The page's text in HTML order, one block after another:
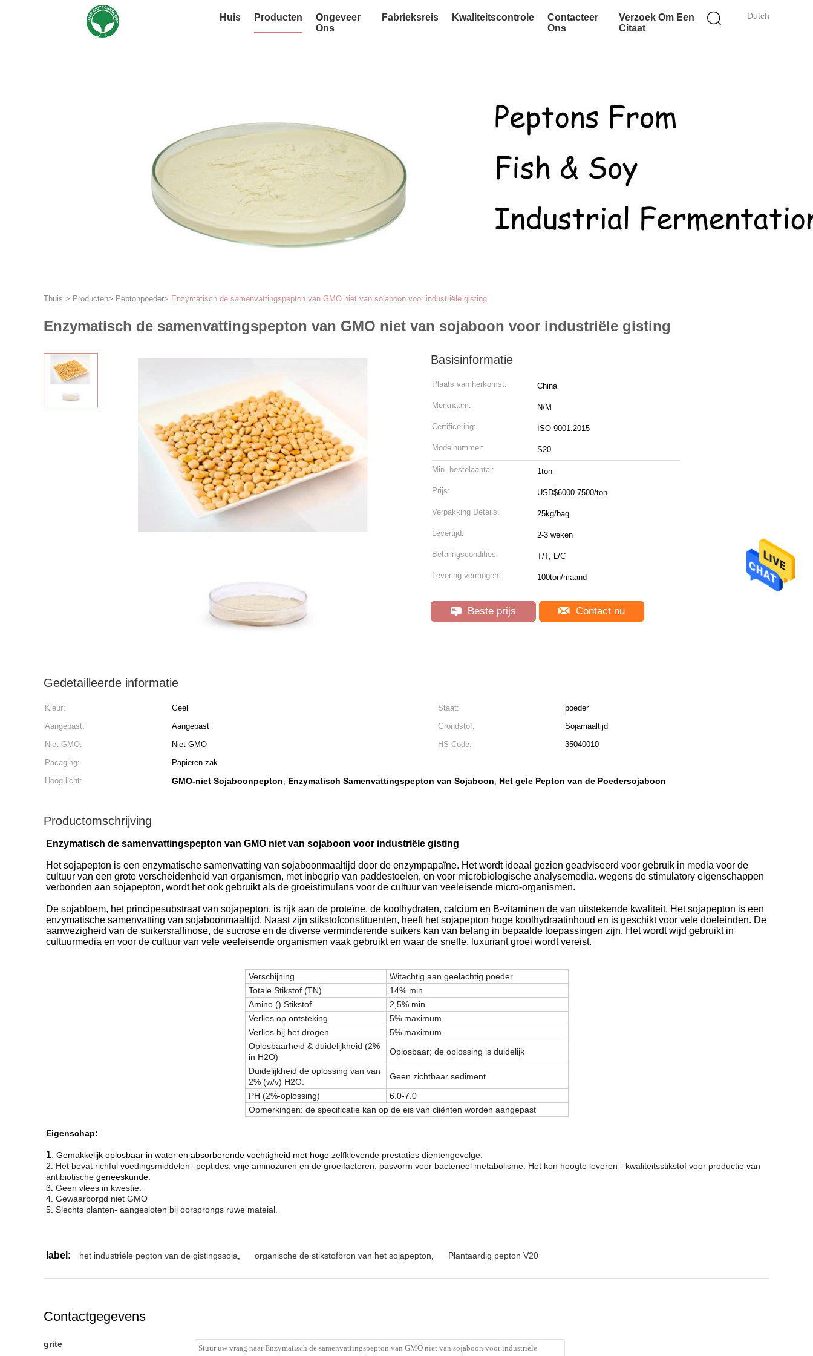
Dutch
Huis Producten
Ongeveer
Ons
Fabrieksreis Kwaliteitscontrole
Contacteer
Ons
Verzoek Om Een
Citaat
Thuis > Producten> Peptonpoeder> Enzymatisch de samenvattingspepton van GMO niet van sojaboon voor industriële gisting
Enzymatisch de samenvattingspepton van GMO niet van sojaboon voor industriële gisting
Basisinformatie
Plaats van herkomst: China
Merknaam: N/M
Certificering: ISO 9001:2015
Modelnummer: S20
Min. bestelaantal: 1ton
Prijs: USD$6000-7500/ton
Verpakking Details: 25kg/bag
Levertijd: 2-3 weken
Betalingscondities: T/T, L/C
Levering vermogen: 100ton/maand
Beste prijs Contact nu
Gedetailleerde informatie
Kleur: Geel Staat:
poeder
Aangepast:
Aangepast Grondstof:
Sojamaaltijd
Niet GMO:
Niet GMO HS Code:
35040010
Pacaging:
Papieren zak
Hoog licht:
GMO-niet Sojaboonpepton, Enzymatisch Samenvattingspepton van Sojaboon, Het gele Pepton van de Poedersojaboon
Productomschrijving
Enzymatisch de samenvattingspepton van GMO niet van sojaboon voor industriële gisting
Het sojapepton is een enzymatische samenvatting van sojaboonmaaltijd door de enzympapaïne. Het wordt ideaal gezien geadviseerd voor gebruik in media voor de
cultuur van een grote verscheidenheid van organismen, met inbegrip van paddestoelen, en voor microbiologische analysemedia. wegens de stimulatory eigenschappen
verbonden aan sojapepton, wordt het ook gebruikt als de groeistimulans voor de cultuur van veeleisende micro-organismen.
De sojabloem, het principesubstraat van sojapepton, is rijk aan de proteïne, de koolhydraten, calcium en B-vitaminen de van uitstekende kwaliteit. Het sojapepton is een
enzymatische samenvatting van sojaboonmaaltijd. Naast zijn stikstofconstituenten, heeft het sojapepton hoge koolhydraatinhoud en is geschikt voor vele doeleinden. De
aanwezigheid van de suikersraffinose, de sucrose en de diverse verminderende suikers kan van belang in bepaalde toepassingen zijn. Het wordt wijd gebruikt in
cultuurmedia en voor de cultuur van vele veeleisende organismen vaak gebruikt en waar de snelle, luxuriant groei wordt vereist.
Verschijning
Witachtig aan geelachtig poeder
Totale Stikstof (TN)
14% min
Amino () Stikstof
2,5% min
Verlies op ontsteking
5% maximum
Verlies bij het drogen
5% maximum
Oplosbaarheid & duidelijkheid (2%
in H2O)
Oplosbaar; de oplossing is duidelijk
Duidelijkheid de oplossing van van
2% (w/v) H2O.
Geen zichtbaar sediment
PH (2%-oplossing)
6.0-7.0
Opmerkingen: de specificatie kan op de eis van cliënten worden aangepast
Eigenschap:
1. Gemakkelijk oplosbaar in water en absorberende vochtigheid met hoge zelfklevende prestaties dientengevolge.
2. Het bevat richful voedingsmiddelen--peptides, vrije aminozuren en de groeifactoren, pasvorm voor bacterieel metabolisme. Het kon hoogte leveren - kwaliteitsstikstof voor productie van
antibiotische geneeskunde.
3. Geen vlees in kwestie.
4. Gewaarborgd niet GMO
5. Slechts planten- aangesloten bij oorsprongs ruwe mateial.
label: het industriële pepton van de gistingssoja organische de stikstofbron van het sojapepton Plantaardig pepton V20
Contactgegevens
grite